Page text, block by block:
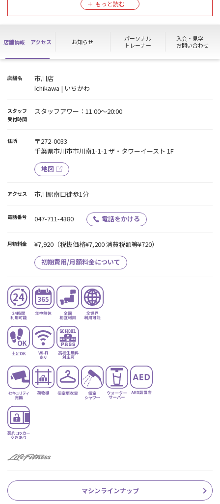
見学・入会手続き・各種お手続き・ハイスクールパスのご利用・1日
体験は承ることができません。
ご不便お掛けしますが何卒よろしくお願いいたします。
店舗情報 アクセス お知らせ
パーソナル
トレーナー
入会・見学
お問い合わせ
店舗名
市川店
Ichikawa | いちかわ
スタッフ
受付時間
スタッフアワー：11:00〜20:00
住所
〒272-0033
千葉県市川市市川南1-1-1 ザ・タワーイースト 1F
地図
アクセス 市川駅南口徒歩1分
電話番号 047-711-4380 電話をかける
月額料金 ¥7,920 （税抜価格¥7,200 消費税額等¥720）
初期費用/月額料金について
マシンラインナップ